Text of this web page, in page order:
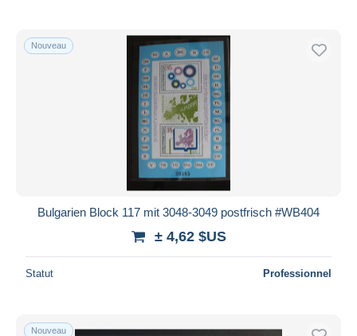
Nouveau
Bulgarien Block 117 mit 3048-3049 postfrisch #WB404
± 4,62 $US
Statut Professionnel
Nouveau